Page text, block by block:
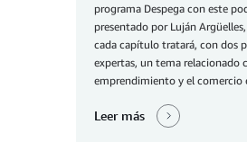
programa Despega con este
presentado por Luján
cada capítulo tratará, con dos
expertas, un tema relacionado
emprendimiento y el comercio
Leer más